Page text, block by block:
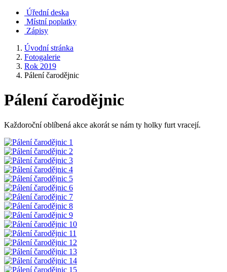
Úřední deska
Místní poplatky
Zápisy
Úvodní stránka
Fotogalerie
Rok 2019
Pálení čarodějnic
Pálení čarodějnic
Každoroční oblíbená akce akorát se nám ty holky furt vracejí.